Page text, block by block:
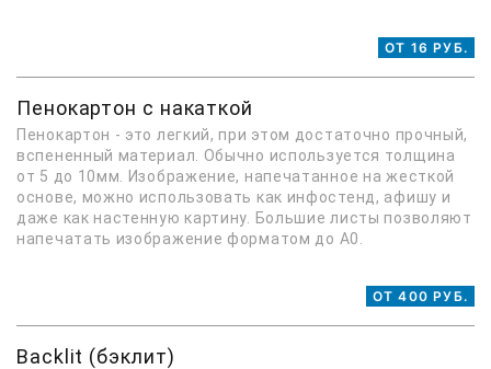
ОТ 16 РУБ.
Пенокартон с накаткой
Пенокартон - это легкий, при этом достаточно прочный,
вспененный материал. Обычно используется толщина
от 5 до 10мм. Изображение, напечатанное на жесткой
основе, можно использовать как инфостенд, афишу и
даже как настенную картину. Большие листы позволяют
напечатать изображение форматом до А0.
ОТ 400 РУБ.
Backlit (бэклит)